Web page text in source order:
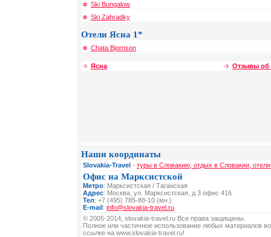
Ski Bungalow
Ski Zahradky
Отели Ясна 1*
Chata Bjornson
Ясна Отзывы об
Наши координаты
Slovakia-Travel - туры в Словакию, отдых в Словакии,
Офис на Марксистской
Метро: Марксистская / Таганская
Адрес: Москва, ул. Марксистская, д 3 офис 416
Тел: +7 (495) 785-88-10 (мн.)
E-mail: info@slovakia-travel.ru
© 2005-2014, slovakia-travel.ru Все права защищены.
Полное или частичное использование любых материалов
ссылке на www.slovakia-travel.ru!